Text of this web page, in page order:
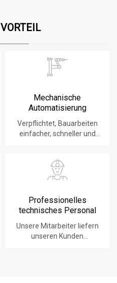
Mechanische
Automatisierung
Verpflichtet, Bauarbeiten
einfacher, schneller und
Professionelles
technisches Personal
Unsere Mitarbeiter liefern
unseren Kunden